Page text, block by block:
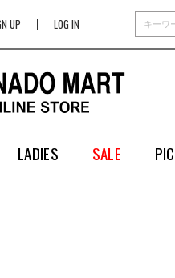
UP LOG IN
LADIES SALE